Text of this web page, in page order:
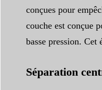
conçues pour
couche est conçue
basse pression.
Séparation